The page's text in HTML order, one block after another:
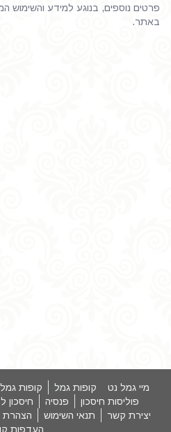
פרטים נוספים, בנוגע למידע והשימוש
באתר.
מיי גמל נט קופות גמל קופות
פוליסות חיסכון
פנסיה חיסכון
יצירת קשר
תנאי השימוש הצהרת
העדפות